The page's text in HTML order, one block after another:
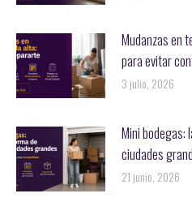
Mudanzas en
para evitar
3 julio, 2026
Mini bodegas:
ciudades
21 junio, 2026